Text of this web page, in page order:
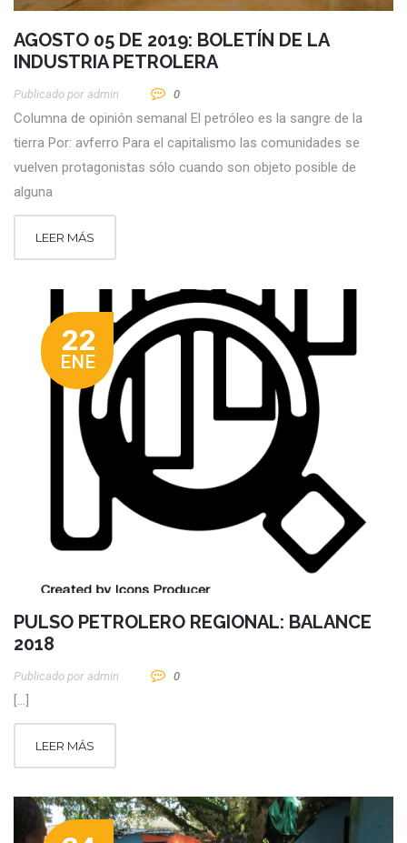
AGOSTO 05 DE 2019: BOLETÍN DE LA
INDUSTRIA PETROLERA
Publicado por Admin 0
Columna de opinión semanal El petróleo es la sangre de la
tierra Por: avferro Para el capitalismo las comunidades se
vuelven protagonistas sólo cuando son objeto posible de
alguna
LEER MÁS
22
ENE
PULSO PETROLERO REGIONAL: BALANCE
2018
Publicado por Admin 0
[…]
LEER MÁS